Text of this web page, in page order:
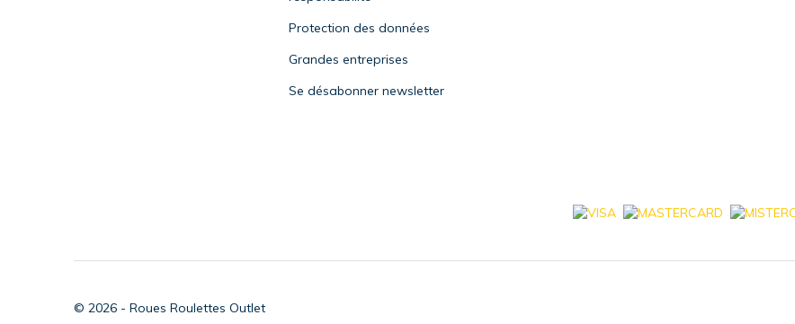
Protection des données
Grandes entreprises
Se désabonner newsletter
© 2026 - Roues Roulettes Outlet